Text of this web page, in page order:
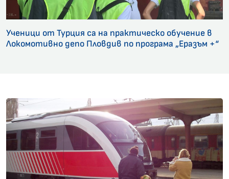
Ученици от Турция са на практическо обучение в
Локомотивно депо Пловдив по програма „Еразъм +“